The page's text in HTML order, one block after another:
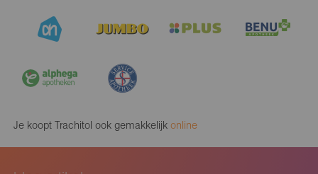
Je koopt Trachitol ook gemakkelijk online